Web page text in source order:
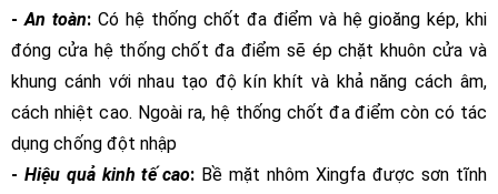
-An toàn: Có hệ thống chốt đa điểm và hệ gioăng kép, khi
đóng cửa hệ thống chốt đa điểm sẽ ép chặt khuôn cửa và
khung cánh với nhau tạo độ kín khít và khả năng cách âm,
cách nhiệt cao. Ngoài ra, hệ thống chốt đa điểm còn có tác
dụng chống đột nhập
- Hiệu quả kinh tế cao: Bề mặt nhôm Xingfa được sơn tĩnh